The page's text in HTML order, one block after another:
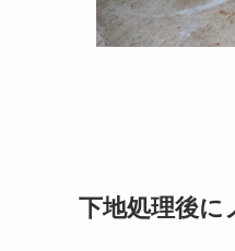
下地処理後